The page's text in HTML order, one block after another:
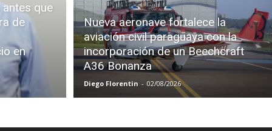
que
de
en
Nueva aeronave fortalece la
aviación civil paraguaya con la
incorporación de un Beechcraft
A36 Bonanza
Diego Florentin - 02/08/2026